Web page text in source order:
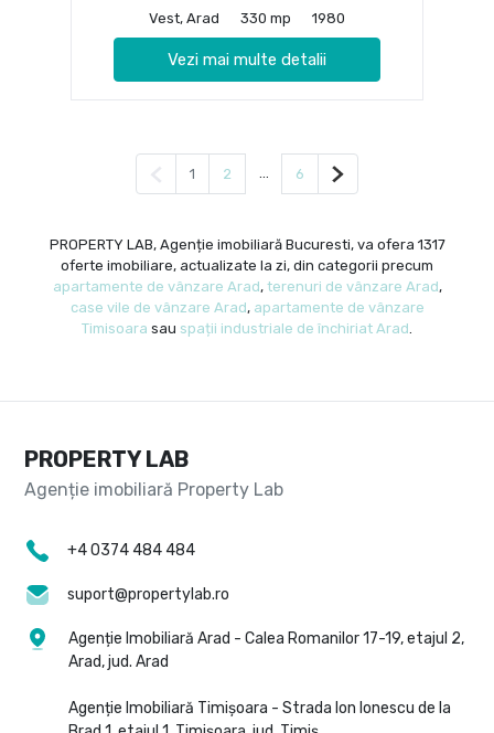
Vest, Arad 330 mp 1980
Vezi mai multe detalii
Pagina anterioară
1 2 6 Pagina următoare
PROPERTY LAB, Agenție imobiliară Bucuresti, va ofera 1317
oferte imobiliare, actualizate la zi, din categorii precum
apartamente de vânzare Arad, terenuri de vânzare Arad,
case vile de vânzare Arad, apartamente de vânzare
Timisoara sau spații industriale de închiriat Arad
PROPERTY LAB
+4 0374 484 484
suport@propertylab.ro
Agenție Imobiliară Arad - Calea Romanilor 17-19, etajul 2,
Arad, jud. Arad
Agenție Imobiliară Timișoara - Strada Ion Ionescu de la